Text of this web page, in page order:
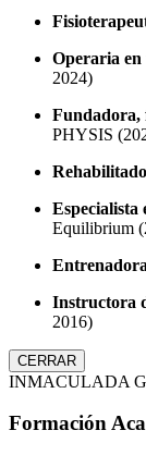
Operaria en
2024)
Fundadora,
PHYSIS
Especialista
Equilibrium
Instructora
2016)
CERRAR
INMACULADA
Formación